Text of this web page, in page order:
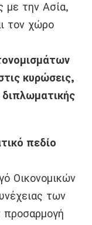
με την Ασία,
τον χώρο
κυρώσεις,
διπλωματικής
πεδίο
Οικονομικών
των
προσαρμογή